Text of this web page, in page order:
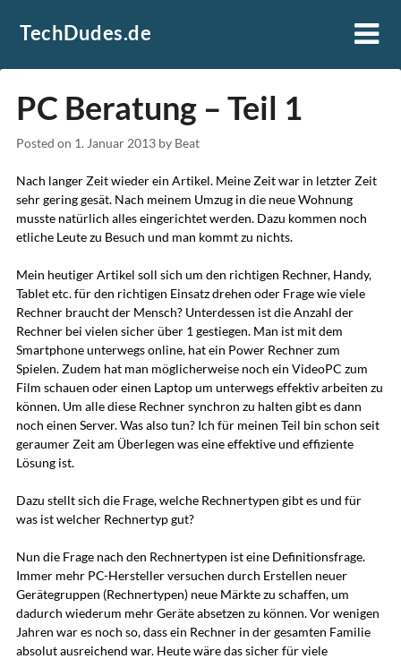
TechDudes.de
PC Beratung – Teil 1
Posted on 1. Januar 2013by Beat
Nach langer Zeit wieder ein Artikel. Meine Zeit war in letzter Zeit
sehr gering gesät. Nach meinem Umzug in die neue Wohnung
musste natürlich alles eingerichtet werden. Dazu kommen noch
etliche Leute zu Besuch und man kommt zu nichts.
Mein heutiger Artikel soll sich um den richtigen Rechner, Handy,
Tablet etc. für den richtigen Einsatz drehen oder Frage wie viele
Rechner braucht der Mensch? Unterdessen ist die Anzahl der
Rechner bei vielen sicher über 1 gestiegen. Man ist mit dem
Smartphone unterwegs online, hat ein Power Rechner zum
Spielen. Zudem hat man möglicherweise noch ein VideoPC zum
Film schauen oder einen Laptop um unterwegs effektiv arbeiten zu
können. Um alle diese Rechner synchron zu halten gibt es dann
noch einen Server. Was also tun? Ich für meinen Teil bin schon seit
geraumer Zeit am Überlegen was eine effektive und effiziente
Lösung ist.
Dazu stellt sich die Frage, welche Rechnertypen gibt es und für
was ist welcher Rechnertyp gut?
Nun die Frage nach den Rechnertypen ist eine Definitionsfrage.
Immer mehr PC-Hersteller versuchen durch Erstellen neuer
Gerätegruppen (Rechnertypen) neue Märkte zu schaffen, um
dadurch wiederum mehr Geräte absetzen zu können. Vor wenigen
Jahren war es noch so, dass ein Rechner in der gesamten Familie
absolut ausreichend war. Heute wäre das sicher für viele